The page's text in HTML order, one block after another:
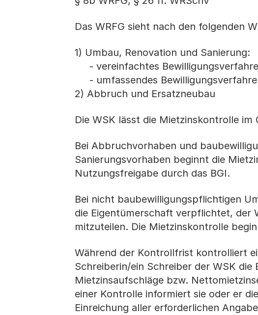
Das WRFG sieht nach den folgenden
1) Umbau, Renovation und Sanierung:
- vereinfachtes
- umfassendes
2) Abbruch und Ersatzneubau
Die WSK lässt die Mietzinskontrolle im
Bei Abbruchvorhaben und
Sanierungsvorhaben beginnt die
Nutzungsfreigabe durch das BGI.
Bei nicht baubewilligungspflichtigen
die Eigentümerschaft verpflichtet, der
mitzuteilen. Die Mietzinskontrolle
Während der Kontrollfrist kontrolliert
Schreiberin/ein Schreiber der WSK
Mietzinsaufschläge bzw.
einer Kontrolle informiert sie oder er
Einreichung aller erforderlichen